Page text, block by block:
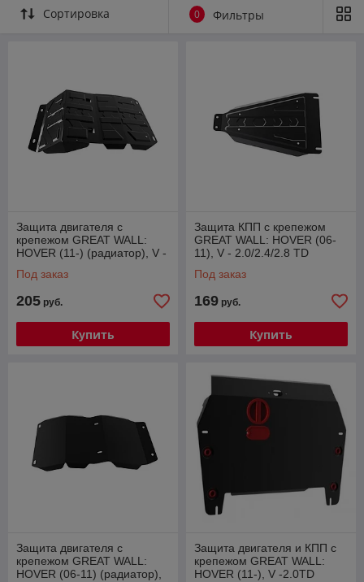
Сортировка 0 Фильтры
Защита двигателя с
крепежом GREAT WALL:
HOVER (11-) (радиатор), V -
Под заказ
205 руб.
Купить
Защита КПП с крепежом
GREAT WALL: HOVER (06-
11), V - 2.0/2.4/2.8 TD
Под заказ
169 руб.
Купить
Защита двигателя с
крепежом GREAT WALL:
HOVER (06-11) (радиатор),
Защита двигателя и КПП с
крепежом GREAT WALL:
HOVER (11-), V -2.0TD